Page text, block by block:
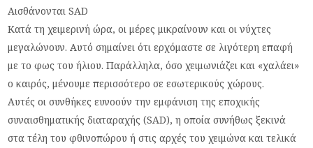
Αισθάνονται SAD
Κατά τη χειμερινή ώρα, οι μέρες μικραίνουν και οι νύχτες
μεγαλώνουν. Αυτό σημαίνει ότι ερχόμαστε σε λιγότερη επαφή
με το φως του ήλιου. Παράλληλα, όσο χειμωνιάζει και «χαλάει»
ο καιρός, μένουμε περισσότερο σε εσωτερικούς χώρους.
Αυτές οι συνθήκες ευνοούν την εμφάνιση της εποχικής
συναισθηματικής διαταραχής (SAD), η οποία συνήθως ξεκινά
στα τέλη του φθινοπώρου ή στις αρχές του χειμώνα και τελικά